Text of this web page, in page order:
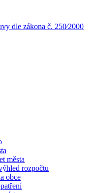
dle zákona č. 250⁄2000
města
rozpočtu
obce